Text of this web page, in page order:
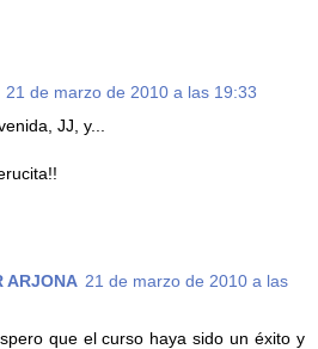
21 de marzo de 2010 a las 19:33
JJ, y...
ARJONA 21 de marzo de 2010 a las
que el curso haya sido un éxito y